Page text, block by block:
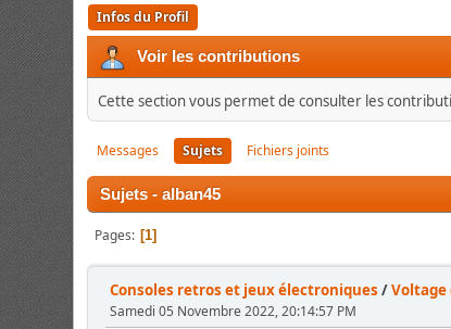
Infos du Profil
Voir les contributions
Cette section vous permet de consulter les
Messages Sujets Fichiers joints
Sujets - alban45
Pages 1
Consoles retros et jeux électroniques /Voltage
Samedi 05 Novembre 2022, 20:14:57 PM